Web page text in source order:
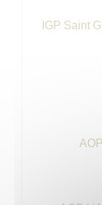
IGP Saint